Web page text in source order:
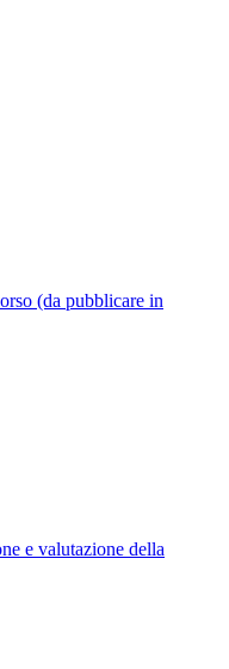
(da pubblicare in
e valutazione della